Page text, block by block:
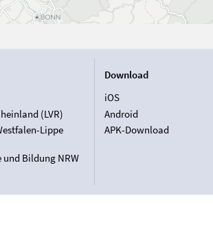
(LVR)
Lippe
Bildung NRW
Download
iOS
Android
APK-Download